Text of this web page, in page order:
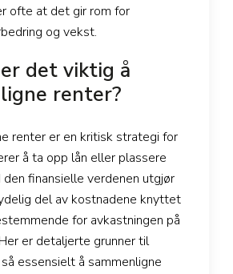
ofte at det gir rom for
og vekst.
det viktig å
renter?
renter er en kritisk strategi for
å ta opp lån eller plassere
den finansielle verdenen utgjør
del av kostnadene knyttet
for avkastningen på
er detaljerte grunner til
essensielt å sammenligne